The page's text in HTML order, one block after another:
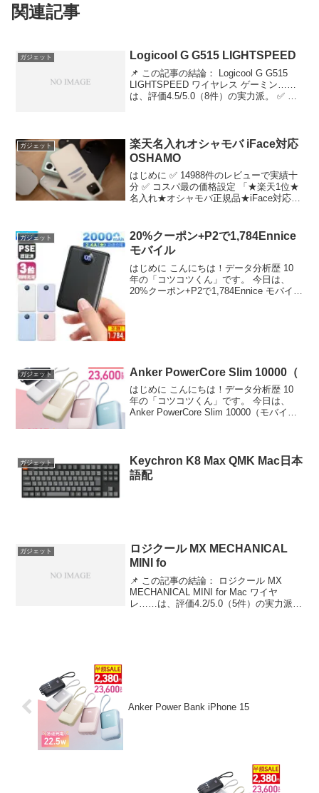
関連記事
ガジェット Logicool G G515 LIGHTSPEED
📌 この記事の結論： Logicool G G515
LIGHTSPEED ワイヤレス ゲーミン……
は、評価4.5/5.0（8件）の実力派。 ✅ こ
ガジェット
楽天名入れオシャモバ iFace対応
OSHAMO
はじめに ✅ 14988件のレビューで実績十
分 ✅ コスパ最の価格設定 「★楽天1位★
名入れ★オシャモバ正規品★iFace対応
ク 🛒 Amazonでチェック 🛒 Y...
ガジェット
20%クーポン+P2で1,784Ennice
モバイル
はじめに こんにちは！データ分析歴 10
年の「コツコツくん」です。 今日は、
20%クーポン+P2で1,784Ennice モバイル
ガジェット Anker PowerCore Slim 10000（
はじめに こんにちは！データ分析歴 10
年の「コツコツくん」です。 今日は、
Anker PowerCore Slim 10000（モバイル
ガジェット
Keychron K8 Max QMK Mac日本
語配
ガジェット
ロジクール MX MECHANICAL
MINI fo
📌 この記事の結論： ロジクール MX
MECHANICAL MINI for Mac ワイヤ
レ……は、評価4.2/5.0（5件）の実力派。
Anker Power Bank iPhone 15